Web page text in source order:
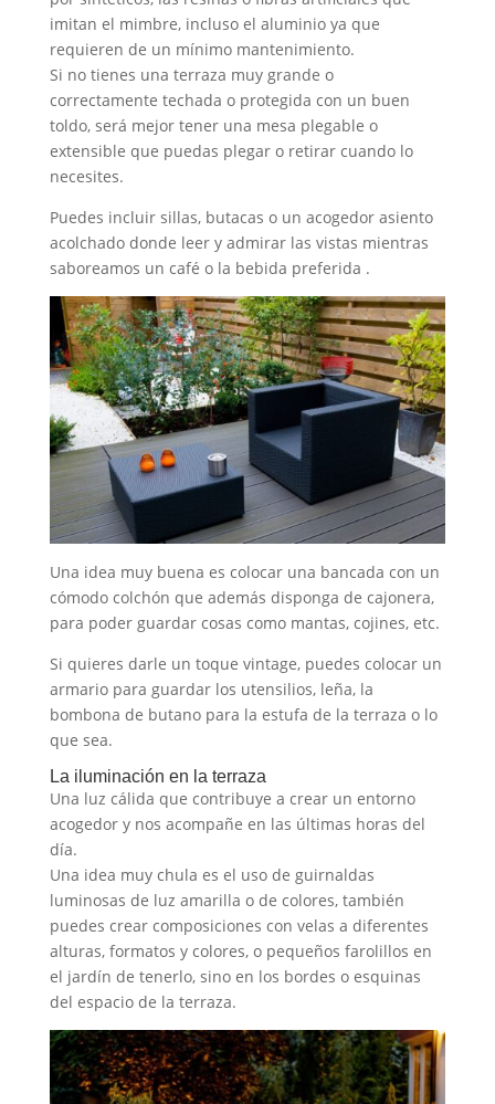
imitan el mimbre, incluso el aluminio ya que
requieren de un mínimo mantenimiento.
Si no tienes una terraza muy grande o
correctamente techada o protegida con un buen
toldo, será mejor tener una mesa plegable o
extensible que puedas plegar o retirar cuando lo
necesites.
Puedes incluir sillas, butacas o un acogedor asiento
acolchado donde leer y admirar las vistas mientras
saboreamos un café o la bebida preferida .
Una idea muy buena es colocar una bancada con un
cómodo colchón que además disponga de cajonera,
para poder guardar cosas como mantas, cojines, etc.
Si quieres darle un toque vintage, puedes colocar un
armario para guardar los utensilios, leña, la
bombona de butano para la estufa de la terraza o lo
que sea.
La iluminación en la terraza
Una luz cálida que contribuye a crear un entorno
acogedor y nos acompañe en las últimas horas del
día.
Una idea muy chula es el uso de guirnaldas
luminosas de luz amarilla o de colores, también
puedes crear composiciones con velas a diferentes
alturas, formatos y colores, o pequeños farolillos en
el jardín de tenerlo, sino en los bordes o esquinas
del espacio de la terraza.